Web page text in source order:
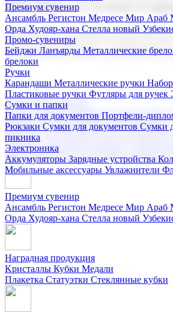
Премиум сувенир
Ансамбль Регистон Медресе Мир Араб
Орда Худояр-хана Стелла новый
Промо-сувениры
Бейджи Ланъярды Металлические
брелоки
Ручки
Карандаши Металлические ручки
Пластиковые ручки Футляры для ручек
Сумки и папки
Папки для документов Портфели-
Рюкзаки Сумки для документов Сумки
пикника
Электроника
Аккумуляторы Зарядные устройства
Мобильные аксессуары Увлажнители
Поставка со склада и
Мы предлагаем широкий выбор
сувениров с логотипом. В нашем
продукцию для бизнеса, мероприятия и
Подарочные наборы
Бизнес наборыКофейные наборы
Наборы из кожиНаборы ручекНаборы
Наборы с бутылками для воды
Наборы
Наборы с кружками
флешкамиНовогодние наборыЧайные
Премиум сувенир
Ансамбль Регистон Медресе Мир Араб
Орда Худояр-хана Стелла новый
Наградная продукция
Kристаллы Кубки Медали
Плакетка Статуэтки Стеклянные кубки